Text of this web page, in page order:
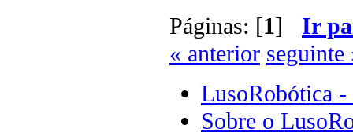
Páginas: [1] Ir
« anterior seguinte
LusoRobótica -
Sobre o